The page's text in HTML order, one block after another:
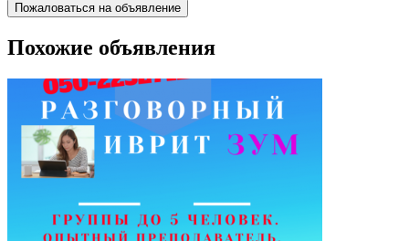
Пожаловаться на объявление
Похожие объявления